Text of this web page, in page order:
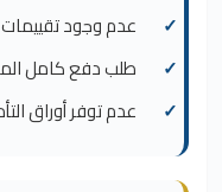
عدم وجود تقييمات
طلب دفع كامل
عدم توفر أوراق